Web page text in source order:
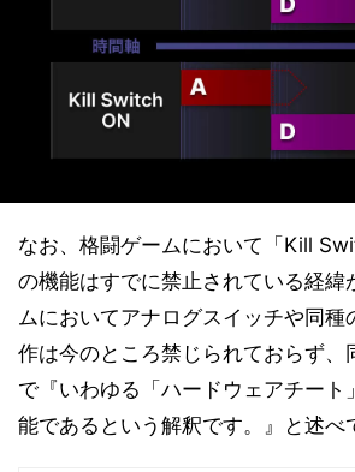
なお、格闘ゲームにおいて「Kill
の機能はすでに禁止されている経緯
ムにおいてアナログスイッチや同種
作は今のところ禁じられておらず
で『いわゆる「ハードウェアチート
能であるという解釈です。』と述べ